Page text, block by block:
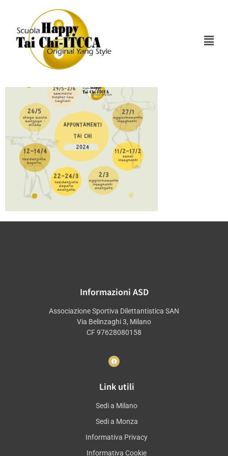
Attività 2024
Informazioni ASD
Associazione Sportiva Dilettantistica SAN
Via Belinzaghi 3, Milano
CF 97628080158
Link utili
Sedi a Milano
Sedi a Monza
Informativa Privacy
Informativa Cookie